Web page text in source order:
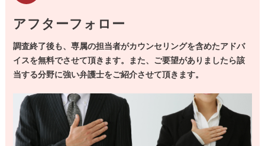
アフターフォロー
調査終了後も、専属の担当者がカウンセリングを含めたアドバ
イスを無料でさせて頂きます。
また、ご要望がありましたら該
当する分野に強い弁護士をご紹介させて頂きます。